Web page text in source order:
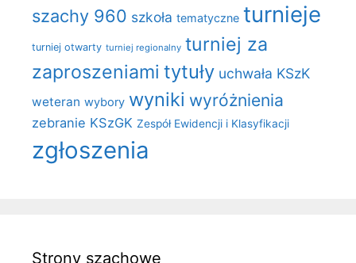
szachy 960 szkoła tematyczne turnieje
turniej otwarty turniej regionalny turniej za
zaproszeniami tytuły uchwała KSzK
weteran wybory wyniki wyróżnienia
zebranie KSzGK Zespół Ewidencji i Klasyfikacji
zgłoszenia
Strony szachowe